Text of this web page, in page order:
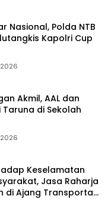
Nasional, Polda NTB
Kapolri Cup
Akmil, AAL dan
di Sekolah
Keselamatan
Jasa Raharja
di Ajang Transportasi